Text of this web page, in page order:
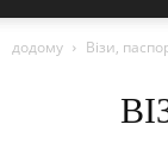
додому Візи,